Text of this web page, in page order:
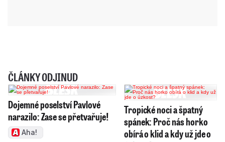
ČLÁNKY ODJINUD
Dojemné poselství Pavlové
narazilo: Zase se přetvařuje!
Aha!
Tropické noci a špatný
spánek: Proč nás horko
obírá o klid a kdy už jde o